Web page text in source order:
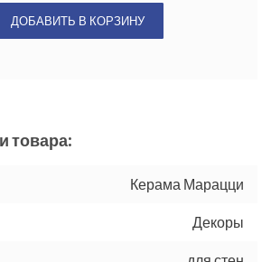
ДОБАВИТЬ В КОРЗИНУ
товара:
Керама Марацци
Декоры